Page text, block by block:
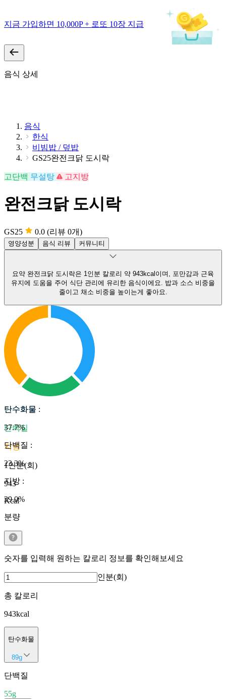
지금 가입하면 10,000P + 로또 10장 지급
음식 상세
음식
한식
비빔밥 / 덮밥
GS25완전크닭 도시락
고단백 무설탕 고지방
완전크닭 도시락
GS25 0.0 (리뷰 0개)
영양성분 음식 리뷰 커뮤니티
요약 완전크닭 도시락은 1인분 칼로리 약 943kcal이며, 포만감과 근육
유지에 도움을 주어 식단 관리에 유리한 음식이에요. 밥과 소스 비중을
줄이고 채소 비중을 높이는게 좋아요.
탄수화물
단백질
지방
1인분(회)
943
Kcal
탄수화물 :
37.7%
단백질 :
23.3%
지방 :
39.0%
분량
숫자를 입력해 원하는 칼로리 정보를 확인해보세요
인분(회)
총 칼로리
943kcal
탄수화물
89g
단백질
55g